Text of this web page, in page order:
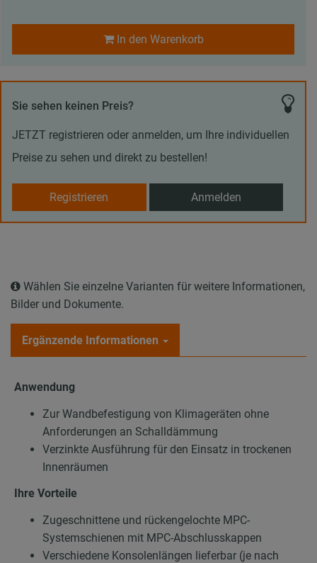
In den Warenkorb
Sie sehen keinen Preis?
JETZT registrieren oder anmelden, um Ihre individuellen
Preise zu sehen und direkt zu bestellen!
Registrieren Anmelden
Wählen Sie einzelne Varianten für weitere Informationen,
Bilder und Dokumente.
Ergänzende Informationen
Anwendung
Zur Wandbefestigung von Klimageräten ohne
Anforderungen an Schalldämmung
Verzinkte Ausführung für den Einsatz in trockenen
Innenräumen
Ihre Vorteile
Zugeschnittene und rückengelochte MPC-
Systemschienen mit MPC-Abschlusskappen
Verschiedene Konsolenlängen lieferbar (je nach